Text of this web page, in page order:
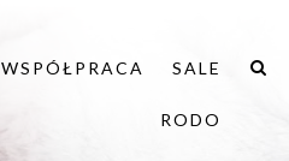
WSPÓŁPRACA SALE
RODO